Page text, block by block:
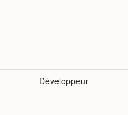
Développeur